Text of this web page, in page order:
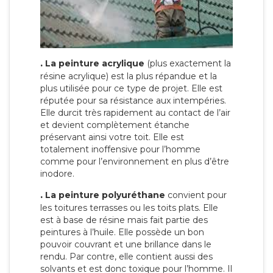
. La peinture acrylique (plus exactement la
résine acrylique) est la plus répandue et la
plus utilisée pour ce type de projet. Elle est
réputée pour sa résistance aux intempéries.
Elle durcit très rapidement au contact de l’air
et devient complètement étanche
préservant ainsi votre toit. Elle est
totalement inoffensive pour l’homme
comme pour l’environnement en plus d’être
inodore.
. La peinture polyuréthane convient pour
les toitures terrasses ou les toits plats. Elle
est à base de résine mais fait partie des
peintures à l’huile. Elle possède un bon
pouvoir couvrant et une brillance dans le
rendu. Par contre, elle contient aussi des
solvants et est donc toxique pour l’homme. Il